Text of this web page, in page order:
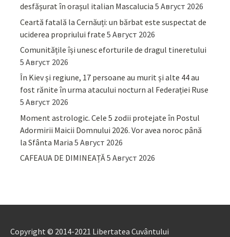
desfășurat în orașul italian Mascalucia 5 Август 2026
Ceartă fatală la Cernăuți: un bărbat este suspectat de
uciderea propriului frate 5 Август 2026
Comunitățile își unesc eforturile de dragul tineretului
5 Август 2026
În Kiev și regiune, 17 persoane au murit și alte 44 au
fost rănite în urma atacului nocturn al Federației Ruse
5 Август 2026
Moment astrologic. Cele 5 zodii protejate în Postul
Adormirii Maicii Domnului 2026. Vor avea noroc până
la Sfânta Maria 5 Август 2026
CAFEAUA DE DIMINEAȚĂ5 Август 2026
Copyright © 2014-2021 Libertatea Cuvântului